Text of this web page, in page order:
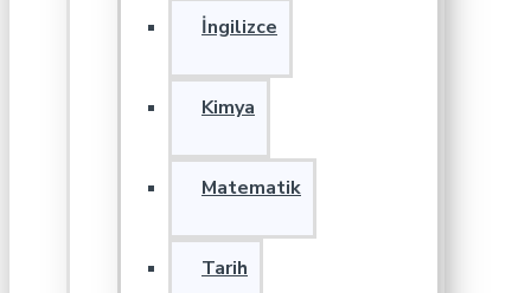
İngilizce
Kimya
Matematik
Tarih